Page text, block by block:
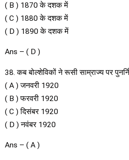
( B ) 1870 के दशक में
( C ) 1880 के दशक में
( D ) 1890 के दशक में
Ans – ( D )
38. कब बोल्शेविकों ने रूसी साम्राज्य पर
( A ) जनवरी 1920
( B ) फरवरी 1920
( C ) दिसंबर 1920
( D ) नवंबर 1920
Ans – ( A )